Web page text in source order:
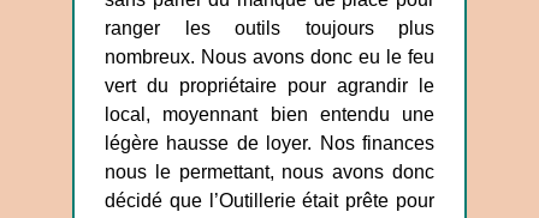
ranger les outils toujours plus
nombreux. Nous avons donc eu le feu
vert du propriétaire pour agrandir le
local, moyennant bien entendu une
légère hausse de loyer. Nos finances
nous le permettant, nous avons donc
décidé que l’Outillerie était prête pour